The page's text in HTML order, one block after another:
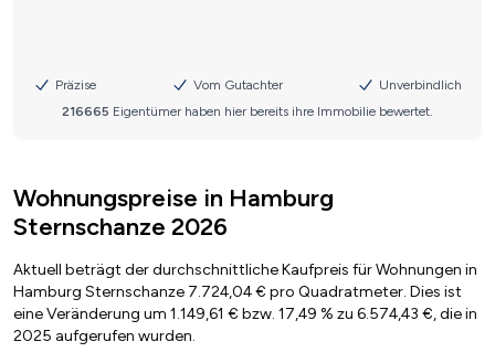
Wohnungspreise in Hamburg
Sternschanze 2026
Aktuell beträgt der durchschnittliche Kaufpreis für Wohnungen in
Hamburg Sternschanze 7.724,04 € pro Quadratmeter. Dies ist
eine Veränderung um 1.149,61 € bzw. 17,49 % zu 6.574,43 €, die in
2025 aufgerufen wurden.